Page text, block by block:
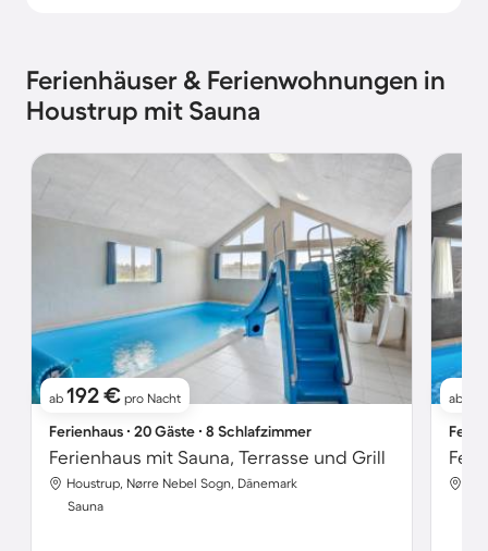
Ferienhäuser & Ferienwohnungen in
Houstrup mit Sauna
ab 192 € pro Nacht
Ferienhaus ∙ 20 Gäste ∙ 8 Schlafzimmer
Ferienhaus mit Sauna, Terrasse und Grill
Houstrup, Nørre Nebel Sogn, Dänemark
Sauna
ab